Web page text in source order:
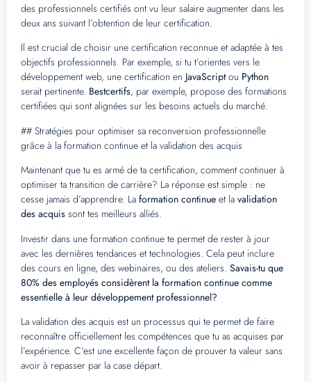
des professionnels certifiés ont vu leur salaire augmenter dans les
deux ans suivant l’obtention de leur certification.
Il est crucial de choisir une certification reconnue et adaptée à tes
objectifs professionnels. Par exemple, si tu t’orientes vers le
développement web, une certification en JavaScriptou Python
serait pertinente. Bestcertifs, par exemple, propose des formations
certifiées qui sont alignées sur les besoins actuels du marché.
## Stratégies pour optimiser sa reconversion professionnelle
grâce à la formation continue et la validation des acquis
Maintenant que tu es armé de ta certification, comment continuer à
optimiser ta transition de carrière? La réponse est simple : ne
cesse jamais d’apprendre. La formation continue et la validation
des acquis sont tes meilleurs alliés.
Investir dans une formation continue te permet de rester à jour
avec les dernières tendances et technologies. Cela peut inclure
des cours en ligne, des webinaires, ou des ateliers. Savais-tu que
80% des employés considèrent la formation continue comme
essentielle à leur développement professionnel?
La validation des acquis est un processus qui te permet de faire
reconnaître officiellement les compétences que tu as acquises par
l’expérience. C’est une excellente façon de prouver ta valeur sans
avoir à repasser par la case départ.